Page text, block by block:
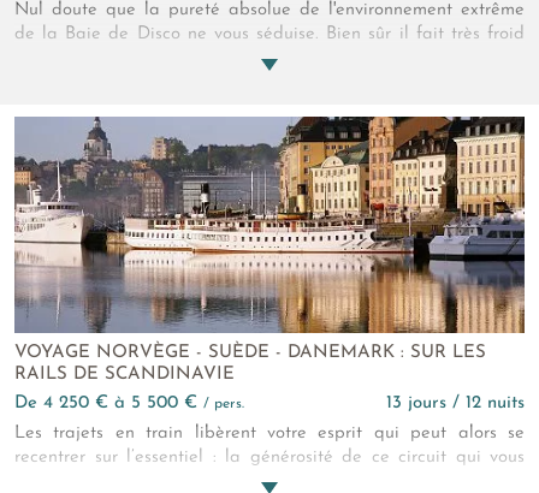
Nul doute que la pureté absolue de l'environnement extrême
de la Baie de Disco ne vous séduise. Bien sûr il fait très froid
en hiver et encore frais en été, mais la beauté des
bien celà. Un voyage vraiment exceptionnel en ces terres
chantées par les poêtes Inuits. Pour voyageurs avertis un brin
aventuriers toutefois !
VOYAGE NORVÈGE - SUÈDE - DANEMARK : SUR LES
RAILS DE SCANDINAVIE
de 4 250 € à 5 500 € / pers.
13 jours / 12 nuits
Les trajets en train libèrent votre esprit qui peut alors se
recentrer sur l’essentiel : la générosité de ce circuit qui vous
offre le temps de musarder dans les rues piétonnes, les musées